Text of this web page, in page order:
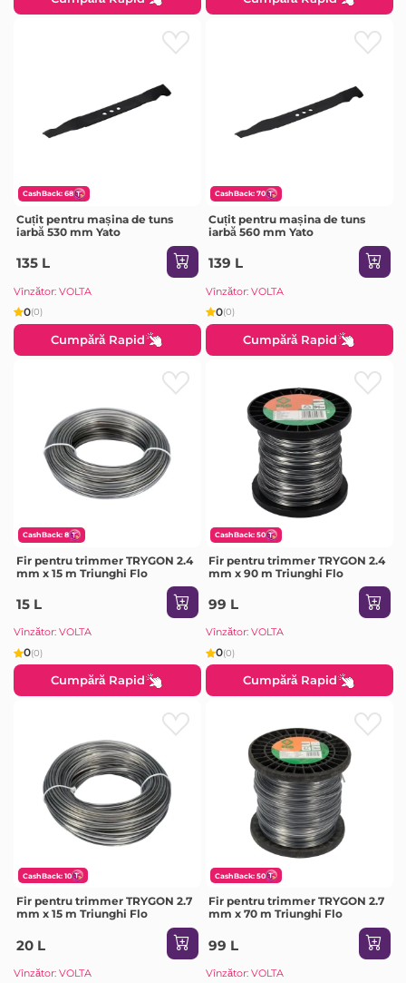
CashBack: 68
Cuțit pentru mașina de tuns
iarbă 530 mm Yato
135 L
Vînzător: VOLTA
0(0)
Cumpără Rapid
CashBack: 70
Cuțit pentru mașina de tuns
iarbă 560 mm Yato
139 L
Vînzător: VOLTA
0(0)
Cumpără Rapid
CashBack: 8
Fir pentru trimmer TRYGON 2.4
mm x 15 m Triunghi Flo
15 L
Vînzător: VOLTA
0(0)
Cumpără Rapid
CashBack: 50
Fir pentru trimmer TRYGON 2.4
mm x 90 m Triunghi Flo
99 L
Vînzător: VOLTA
0(0)
Cumpără Rapid
CashBack: 10
Fir pentru trimmer TRYGON 2.7
mm x 15 m Triunghi Flo
20 L
Vînzător: VOLTA
CashBack: 50
Fir pentru trimmer TRYGON 2.7
mm x 70 m Triunghi Flo
99 L
Vînzător: VOLTA